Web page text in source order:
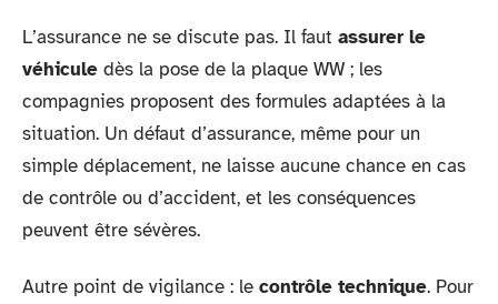
L’assurance ne se discute pas. Il faut assurer le
véhicule dès la pose de la plaque WW ; les
compagnies proposent des formules adaptées à la
situation. Un défaut d’assurance, même pour un
simple déplacement, ne laisse aucune chance en cas
de contrôle ou d’accident, et les conséquences
peuvent être sévères.
Autre point de vigilance : le contrôle technique. Pour